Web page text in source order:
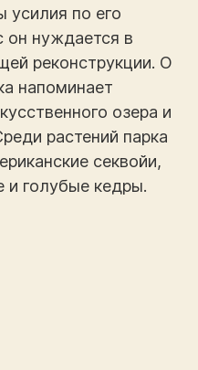
усилия по его
он нуждается в
реконструкции. О
напоминает
озера и
растений парка
секвойи,
и голубые кедры.